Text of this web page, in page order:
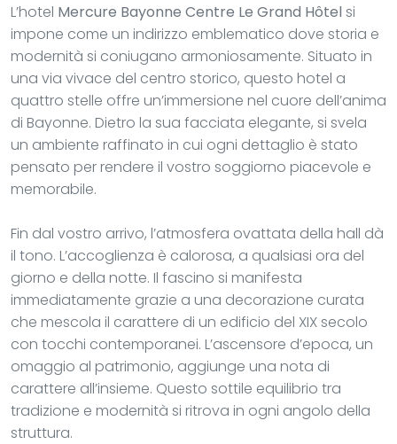
L’hotel Mercure Bayonne Centre Le Grand Hôtel si
impone come un indirizzo emblematico dove storia e
modernità si coniugano armoniosamente. Situato in
una via vivace del centro storico, questo hotel a
quattro stelle offre un’immersione nel cuore dell’anima
di Bayonne. Dietro la sua facciata elegante, si svela
un ambiente raffinato in cui ogni dettaglio è stato
pensato per rendere il vostro soggiorno piacevole e
memorabile.
Fin dal vostro arrivo, l’atmosfera ovattata della hall dà
il tono. L’accoglienza è calorosa, a qualsiasi ora del
giorno e della notte. Il fascino si manifesta
immediatamente grazie a una decorazione curata
che mescola il carattere di un edificio del XIX secolo
con tocchi contemporanei. L’ascensore d’epoca, un
omaggio al patrimonio, aggiunge una nota di
carattere all’insieme. Questo sottile equilibrio tra
tradizione e modernità si ritrova in ogni angolo della
struttura.